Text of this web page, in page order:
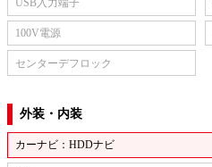
USB入力端子
100V電源
センターデフロック
外装・内装
カーナビ：HDDナビ